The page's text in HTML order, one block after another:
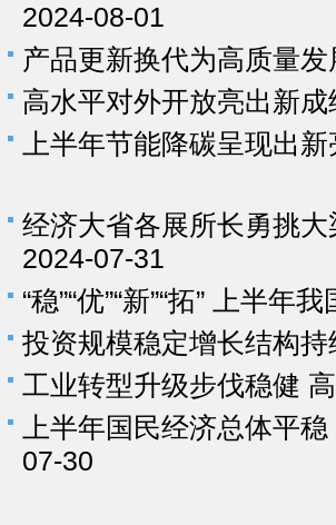
2024-08-01
产品更新换代为高质量
高水平对外开放亮出新成
上半年节能降碳呈现出新
经济大省各展所长勇挑
2024-07-31
“稳”“优”“新”“拓” 上半年
投资规模稳定增长结构持
工业转型升级步伐稳健
上半年国民经济总体平
07-30